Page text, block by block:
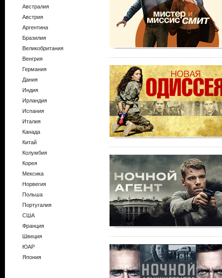
Австралия
Австрия
Аргентина
Бразилия
Великобритания
Венгрия
Германия
Дания
Индия
Ирландия
Испания
Италия
Канада
Китай
Колумбия
Корея
Мексика
Норвегия
Польша
Португалия
США
Франция
Швеция
ЮАР
Япония